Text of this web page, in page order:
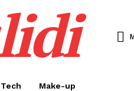
Tech Make-up